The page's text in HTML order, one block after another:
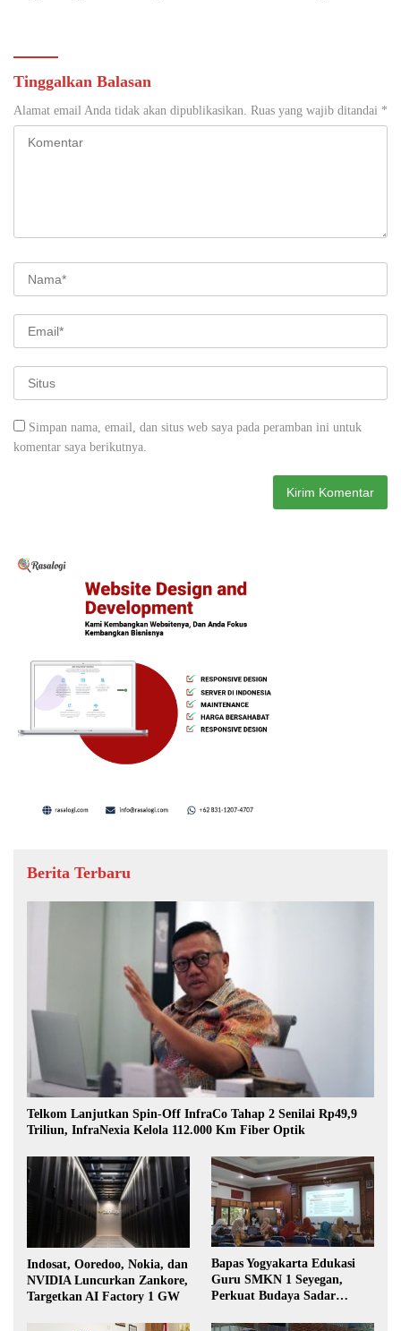
Tinggalkan Balasan
Alamat email Anda tidak akan dipublikasikan. Ruas yang wajib ditandai *
Simpan nama, email, dan situs web saya pada peramban ini untuk
komentar saya berikutnya.
Berita Terbaru
Telkom Lanjutkan Spin-Off InfraCo Tahap 2 Senilai Rp49,9
Triliun, InfraNexia Kelola 112.000 Km Fiber Optik
Indosat, Ooredoo, Nokia, dan
NVIDIA Luncurkan Zankore,
Targetkan AI Factory 1 GW
Bapas Yogyakarta Edukasi
Guru SMKN 1 Seyegan,
Perkuat Budaya Sadar